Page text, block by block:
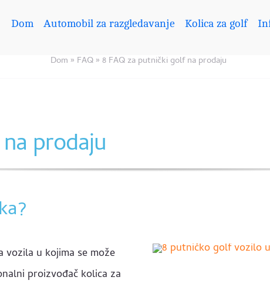
Dom Automobil za razgledavanje Kolica za golf
Dom » FAQ » 8 FAQ za putnički golf na prodaju
prodaju
u kojima se može
proizvođač kolica za